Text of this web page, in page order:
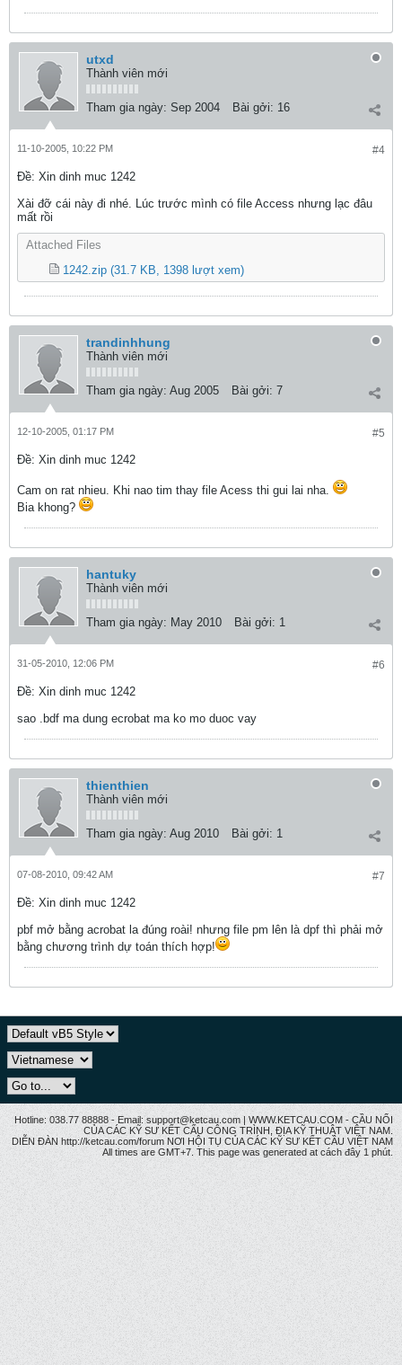
utxd
Thành viên mới
Tham gia ngày: Sep 2004 Bài gởi: 16
#4
11-10-2005, 10:22 PM
Ðề: Xin dinh muc 1242
Xài đỡ cái này đi nhé. Lúc trước mình có file Access nhưng lạc đâu
mất rồi
Attached Files
1242.zip (31.7 KB, 1398 lượt xem)
trandinhhung
Thành viên mới
Tham gia ngày: Aug 2005 Bài gởi: 7
#5
12-10-2005, 01:17 PM
Ðề: Xin dinh muc 1242
Cam on rat nhieu. Khi nao tim thay file Acess thi gui lai nha.
Bia khong?
hantuky
Thành viên mới
Tham gia ngày: May 2010 Bài gởi: 1
#6
31-05-2010, 12:06 PM
Ðề: Xin dinh muc 1242
sao .bdf ma dung ecrobat ma ko mo duoc vay
thienthien
Thành viên mới
Tham gia ngày: Aug 2010 Bài gởi: 1
#7
07-08-2010, 09:42 AM
Ðề: Xin dinh muc 1242
pbf mở bằng acrobat la đúng roài! nhưng file pm lên là dpf thì phải mở
bằng chương trình dự toán thích hợp!
Hotline: 038.77 88888 - Email: support@ketcau.com | WWW.KETCAU.COM - CẦU NỐI
CỦA CÁC KỸ SƯ KẾT CẤU CÔNG TRÌNH, ĐỊA KỸ THUẬT VIỆT NAM.
DIỄN ĐÀN http://ketcau.com/forum NƠI HỘI TỤ CỦA CÁC KỸ SƯ KẾT CÂU VIỆT NAM
All times are GMT+7. This page was generated at cách đây 1 phút.